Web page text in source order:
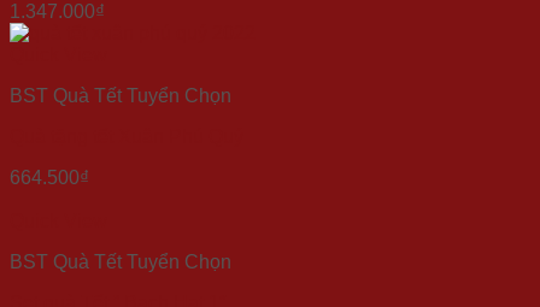
1.347.000₫
BST Quà Tết Tuyển Chọn
664.500₫
BST Quà Tết Tuyển Chọn